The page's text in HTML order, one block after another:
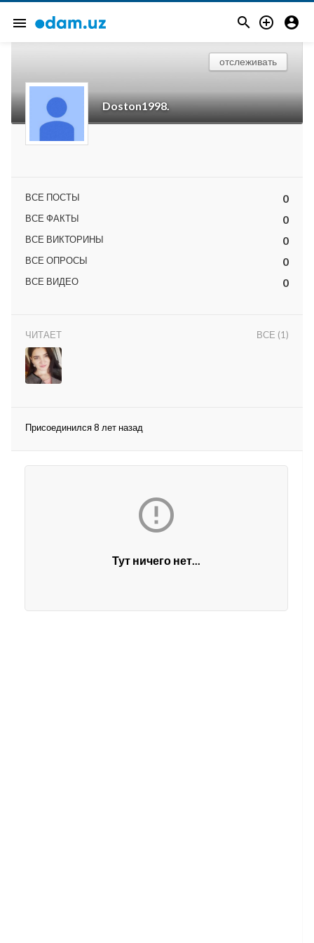
menu   
Doston1998.
отслеживать
ВСЕ ПОСТЫ 0
ВСЕ ФАКТЫ 0
ВСЕ ВИКТОРИНЫ 0
ВСЕ ОПРОСЫ 0
ВСЕ ВИДЕО 0
ЧИТАЕТ ВСЕ (1)
Присоединился 8 лет назад

Тут ничего нет...